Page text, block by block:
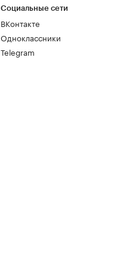
Социальные сети
ВКонтакте
Одноклассники
Telegram